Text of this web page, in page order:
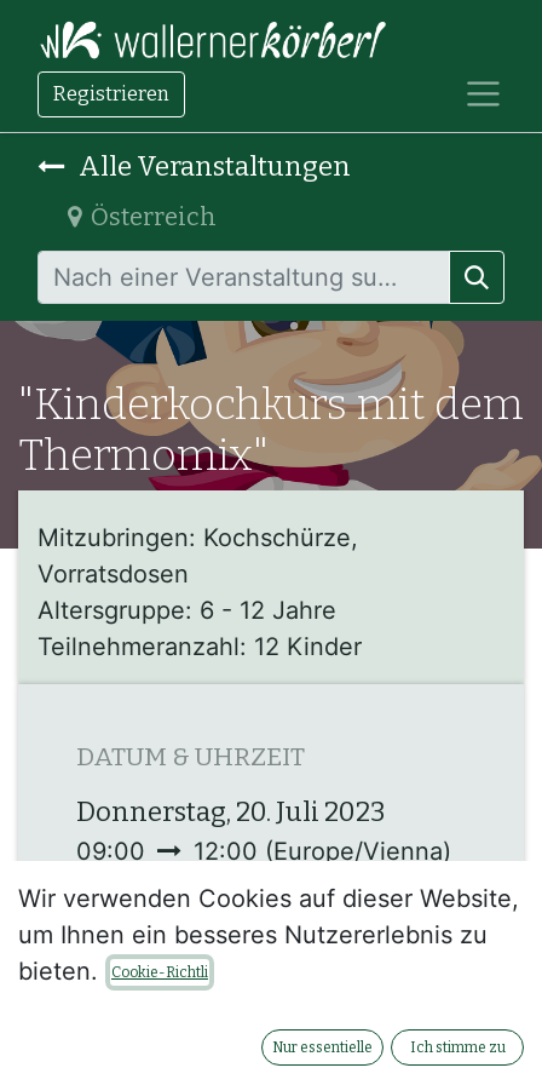
Registrieren
Alle Veranstaltungen
Österreich
"Kinderkochkurs mit dem
Thermomix"
Mitzubringen: Kochschürze,
Vorratsdosen
Altersgruppe: 6 - 12 Jahre
Teilnehmeranzahl: 12 Kinder
DATUM & UHRZEIT
Donnerstag, 20. Juli 2023
09:00 12:00 (Europe/Vienna)
Zu Kalender hinzufügen
Wir verwenden Cookies auf dieser Website,
um Ihnen ein besseres Nutzererlebnis zu
bieten.
Cookie-Richtli
Nur essentielle Ich stimme zu